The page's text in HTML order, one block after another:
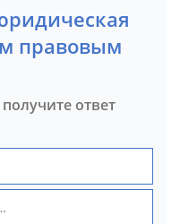
правовым
ответ